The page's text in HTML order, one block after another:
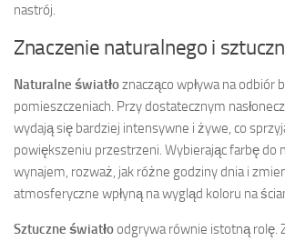
nastrój.
Znaczenie naturalnego i
Naturalne światłoznacząco wpływa na odbiór
pomieszczeniach. Przy dostatecznym
wydają się bardziej intensywne i żywe, co
powiększeniu przestrzeni. Wybierając farbę do
wynajem, rozważ, jak różne godziny dnia i
atmosferyczne wpłyną na wygląd koloru na
Sztuczne światłoodgrywa równie istotną rolę.